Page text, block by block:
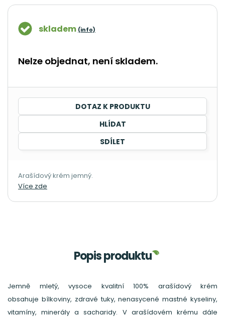
skladem (info)
Nelze objednat, není skladem.
DOTAZ K PRODUKTU
HLÍDAT
SDÍLET
Arašídový krém jemný.
Více zde
Popis produktu
Jemně mletý, vysoce kvalitní 100% arašídový krém
obsahuje bílkoviny, zdravé tuky, nenasycené mastné kyseliny,
vitamíny, minerály a sacharidy. V arašídovém krému dále